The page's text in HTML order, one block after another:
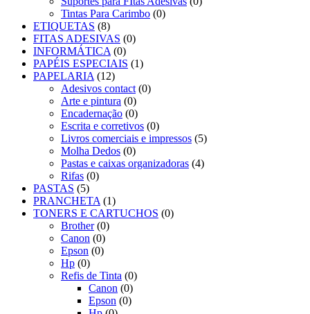
Tintas Para Carimbo (0)
ETIQUETAS (8)
FITAS ADESIVAS (0)
INFORMÁTICA (0)
PAPÉIS ESPECIAIS (1)
PAPELARIA (12)
Adesivos contact (0)
Arte e pintura (0)
Encadernação (0)
Escrita e corretivos (0)
Livros comerciais e impressos (5)
Molha Dedos (0)
Pastas e caixas organizadoras (4)
Rifas (0)
PASTAS (5)
PRANCHETA (1)
TONERS E CARTUCHOS (0)
Brother (0)
Canon (0)
Epson (0)
Hp (0)
Refis de Tinta (0)
Canon (0)
Epson (0)